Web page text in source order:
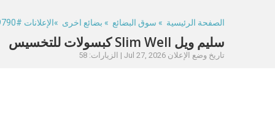
الصفحة الرئيسية » سوق البضائع » بضائع اخرى »الإعلانات #329790
سليم ويل Slim Well كبسولات للتخسيس
تاريخ وضع الإعلان Jul 27, 2026 | الزيارات: 58